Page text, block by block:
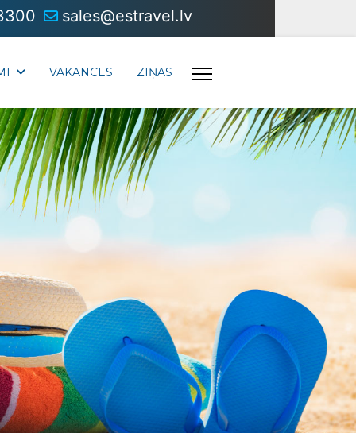
sales@estravel.lv
VAKANCES ZIŅAS